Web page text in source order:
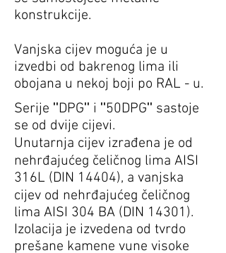
konstrukcije.
Vanjska cijev moguća je u
izvedbi od bakrenog lima ili
obojana u nekoj boji po RAL - u.
Serije ʹʹDPGʹʹ i ʹʹ50DPGʹʹ sastoje
se od dvije cijevi.
Unutarnja cijev izrađena je od
nehrđajućeg čeličnog lima AISI
316L (DIN 14404), a vanjska
cijev od nehrđajućeg čeličnog
lima AISI 304 BA (DIN 14301).
Izolacija je izvedena od tvrdo
prešane kamene vune visoke